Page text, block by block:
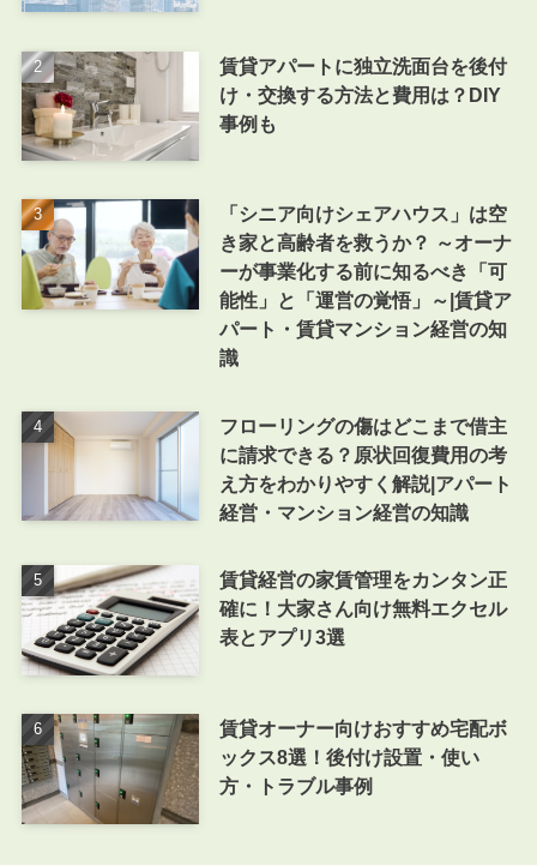
賃貸アパートに独立洗面台を後付
け・交換する方法と費用は？DIY
事例も
「シニア向けシェアハウス」は空
き家と高齢者を救うか？ ～オーナ
ーが事業化する前に知るべき「可
能性」と「運営の覚悟」～|賃貸ア
パート・賃貸マンション経営の知
識
フローリングの傷はどこまで借主
に請求できる？原状回復費用の考
え方をわかりやすく解説|アパート
経営・マンション経営の知識
賃貸経営の家賃管理をカンタン正
確に！大家さん向け無料エクセル
表とアプリ3選
賃貸オーナー向けおすすめ宅配ボ
ックス8選！後付け設置・使い
方・トラブル事例